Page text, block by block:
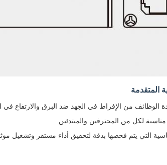
المتقدمة
الوظائف من الإفراط في الجهد ضد البرق والارتفاع في
مناسبة لكل من المحترفين والمبتدئين
التي يتم فحصها بدقة لتحقيق أداء مستقر وتشغيل